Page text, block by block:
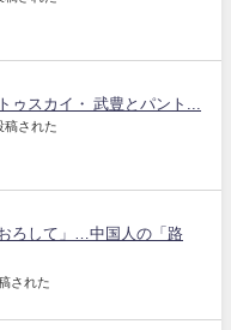
ゥスカイ・ 武豊とパント...
稿された
ろして」…中国人の「路
された